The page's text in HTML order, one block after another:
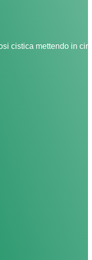
cistica mettendo in